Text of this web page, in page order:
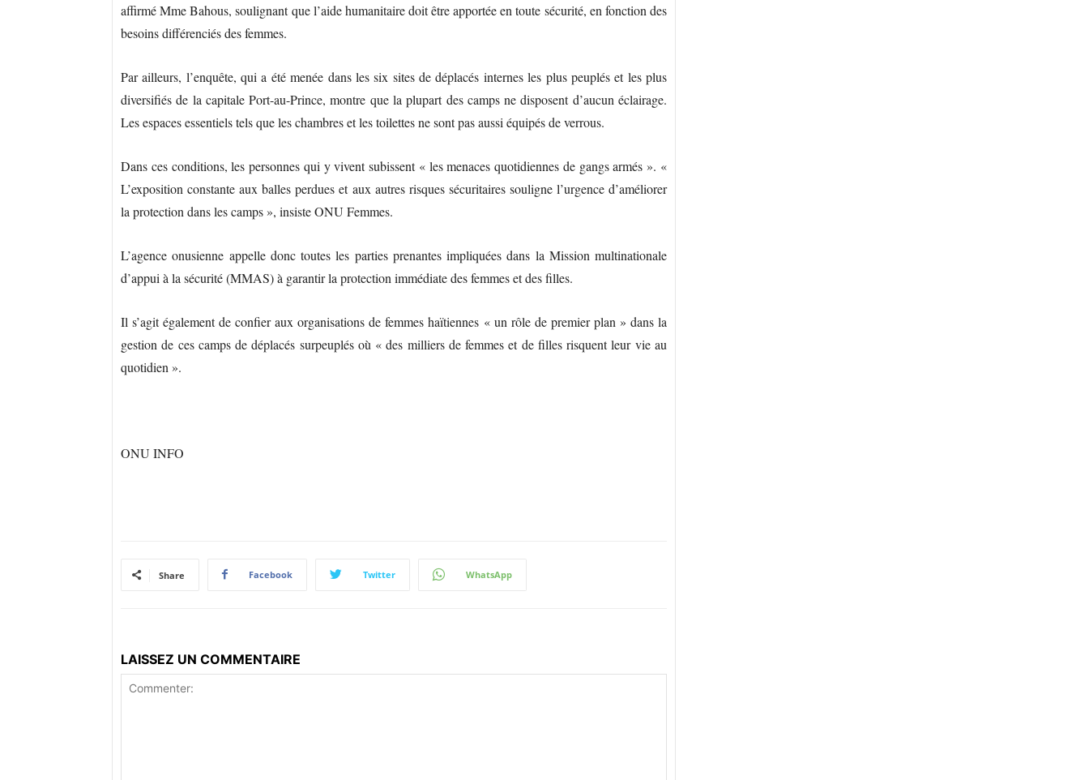
affirmé Mme Bahous, soulignant que l’aide humanitaire doit être apportée en toute sécurité, en fonction des
besoins différenciés des femmes.
Par ailleurs, l’enquête, qui a été menée dans les six sites de déplacés internes les plus peuplés et les plus
diversifiés de la capitale Port-au-Prince, montre que la plupart des camps ne disposent d’aucun éclairage.
Les espaces essentiels tels que les chambres et les toilettes ne sont pas aussi équipés de verrous.
Dans ces conditions, les personnes qui y vivent subissent « les menaces quotidiennes de gangs armés ». «
L’exposition constante aux balles perdues et aux autres risques sécuritaires souligne l’urgence d’améliorer
la protection dans les camps », insiste ONU Femmes.
L’agence onusienne appelle donc toutes les parties prenantes impliquées dans la Mission multinationale
d’appui à la sécurité (MMAS) à garantir la protection immédiate des femmes et des filles.
Il s’agit également de confier aux organisations de femmes haïtiennes « un rôle de premier plan » dans la
gestion de ces camps de déplacés surpeuplés où « des milliers de femmes et de filles risquent leur vie au
quotidien ».
ONU INFO
Share Facebook Twitter WhatsApp
LAISSEZ UN COMMENTAIRE